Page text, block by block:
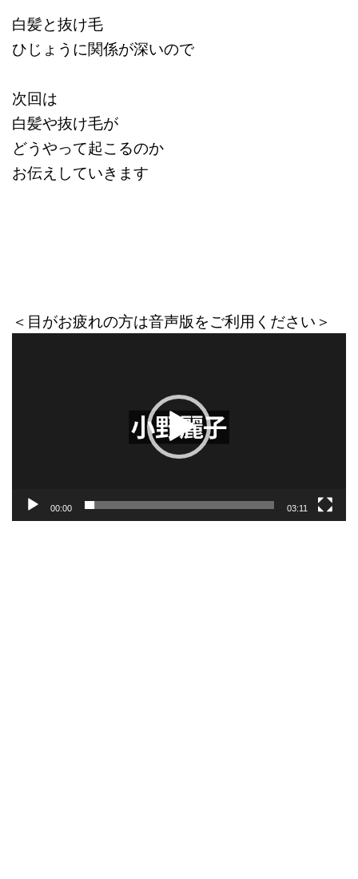
白髪と抜け毛
ひじょうに関係が深いので
次回は
白髪や抜け毛が
どうやって起こるのか
お伝えしていきます
＜目がお疲れの方は音声版をご利用ください＞
00:00 03:11